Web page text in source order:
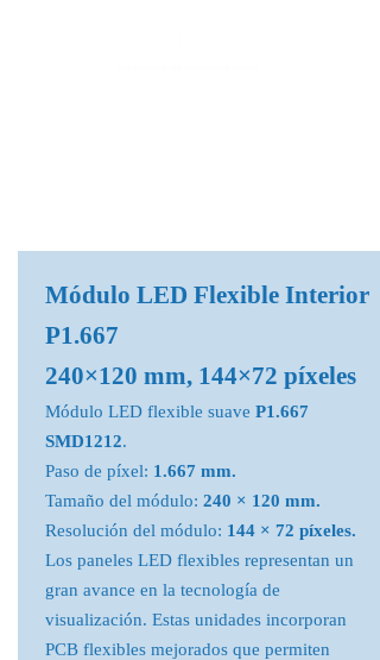
Módulo LED Flexible Interior
P1.667
240×120 mm, 144×72 píxeles
Módulo LED flexible suave P1.667
SMD1212.
Paso de píxel: 1.667 mm.
Tamaño del módulo: 240 × 120 mm.
Resolución del módulo: 144 × 72 píxeles.
Los paneles LED flexibles representan un
gran avance en la tecnología de
visualización. Estas unidades incorporan
PCB flexibles mejorados que permiten